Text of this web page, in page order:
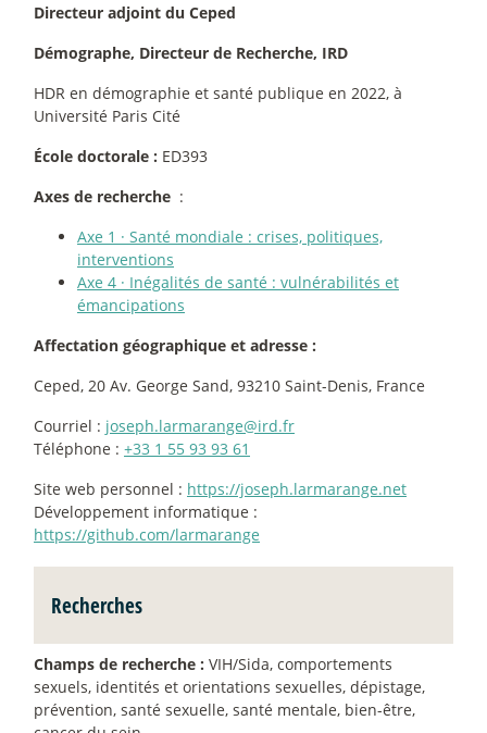
Directeur adjoint du Ceped
Démographe, Directeur de Recherche, IRD
HDR en démographie et santé publique en 2022, à
Université Paris Cité
École doctorale : ED393
Axes de recherche :
Axe 1 · Santé mondiale : crises, politiques,
interventions
Axe 4 · Inégalités de santé : vulnérabilités et
émancipations
Affectation géographique et adresse :
Ceped, 20 Av. George Sand, 93210 Saint-Denis, France
Courriel : joseph.larmarange@ird.fr
Téléphone : +33 1 55 93 93 61
Site web personnel : https://joseph.larmarange.net
Développement informatique :
https://github.com/larmarange
Recherches
Champs de recherche : VIH/Sida, comportements
sexuels, identités et orientations sexuelles, dépistage,
prévention, santé sexuelle, santé mentale, bien-être,